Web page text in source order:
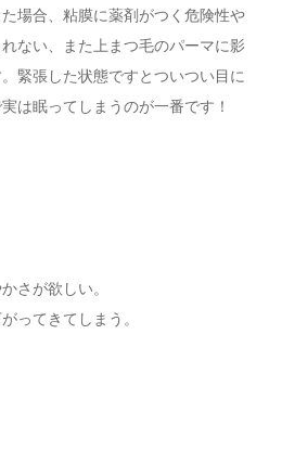
場合、粘膜に薬剤がつく危険性や
ない、また上まつ毛のパーマに影
緊張した状態ですとついつい目に
は眠ってしまうのが一番です！
さが欲しい。
ってきてしまう。